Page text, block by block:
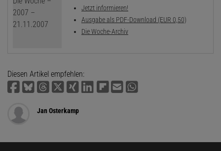
Jetzt informieren!
Ausgabe als PDF-Download (EUR 0,50)
Die Woche-Archiv
Diesen Artikel empfehlen:
Jan Osterkamp